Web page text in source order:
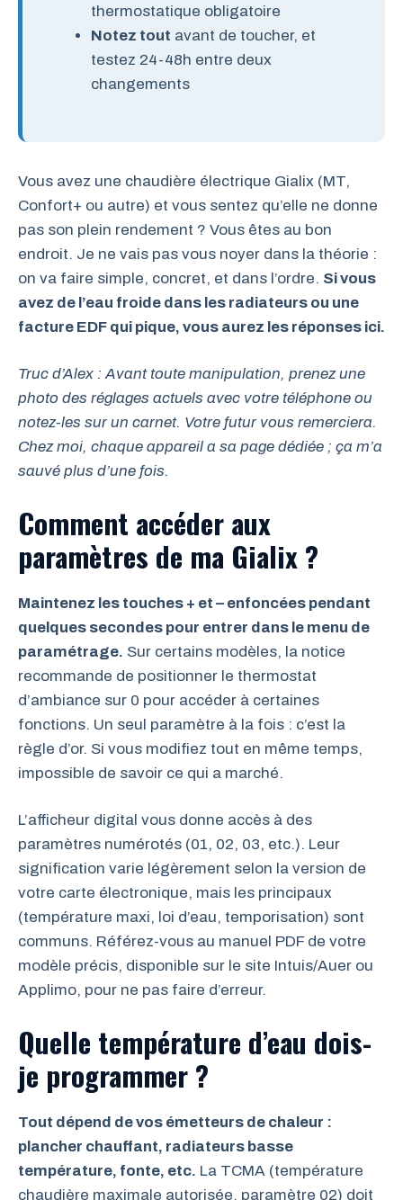
thermostatique obligatoire
Notez tout avant de toucher, et
testez 24-48h entre deux
changements
Vous avez une chaudière électrique Gialix (MT,
Confort+ ou autre) et vous sentez qu’elle ne donne
pas son plein rendement ? Vous êtes au bon
endroit. Je ne vais pas vous noyer dans la théorie :
on va faire simple, concret, et dans l’ordre. Si vous
avez de l’eau froide dans les radiateurs ou une
facture EDF qui pique, vous aurez les réponses ici.
Truc d’Alex : Avant toute manipulation, prenez une
photo des réglages actuels avec votre téléphone ou
notez-les sur un carnet. Votre futur vous remerciera.
Chez moi, chaque appareil a sa page dédiée ; ça m’a
sauvé plus d’une fois.
Comment accéder aux
paramètres de ma Gialix ?
Maintenez les touches + et – enfoncées pendant
quelques secondes pour entrer dans le menu de
paramétrage. Sur certains modèles, la notice
recommande de positionner le thermostat
d’ambiance sur 0 pour accéder à certaines
fonctions. Un seul paramètre à la fois : c’est la
règle d’or. Si vous modifiez tout en même temps,
impossible de savoir ce qui a marché.
L’afficheur digital vous donne accès à des
paramètres numérotés (01, 02, 03, etc.). Leur
signification varie légèrement selon la version de
votre carte électronique, mais les principaux
(température maxi, loi d’eau, temporisation) sont
communs. Référez-vous au manuel PDF de votre
modèle précis, disponible sur le site Intuis/Auer ou
Applimo, pour ne pas faire d’erreur.
Quelle température d’eau dois-
je programmer ?
Tout dépend de vos émetteurs de chaleur :
plancher chauffant, radiateurs basse
température, fonte, etc. La TCMA (température
chaudière maximale autorisée, paramètre 02) doit